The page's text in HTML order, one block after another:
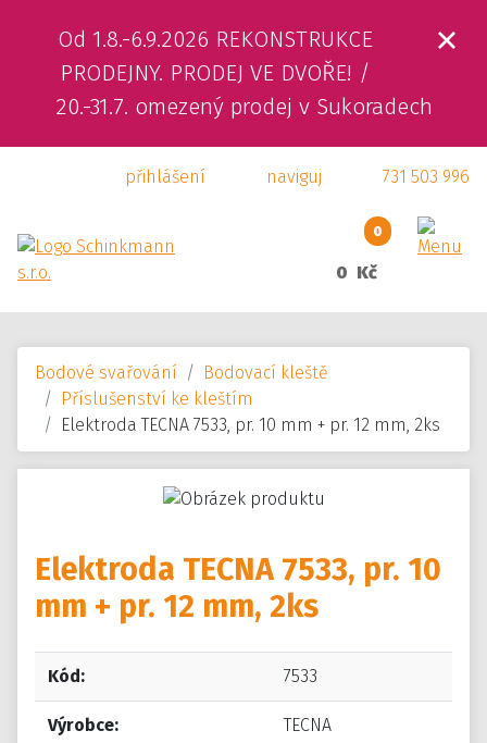
Od 1.8.-6.9.2026 REKONSTRUKCE
PRODEJNY. PRODEJ VE DVOŘE! /
20.-31.7. omezený prodej v Sukoradech
731 503 996
naviguj
přihlášení
0
0 Kč
ÚVOD
O NÁS
PRODUKTY
KONTAKTY
E-SHOP
Bodové svařování
Bodovací kleště
Příslušenství ke kleštím
Elektroda TECNA 7533, pr. 10 mm + pr. 12 mm, 2ks
Elektroda TECNA 7533, pr. 10
mm + pr. 12 mm, 2ks
Kód: 7533
Výrobce: TECNA